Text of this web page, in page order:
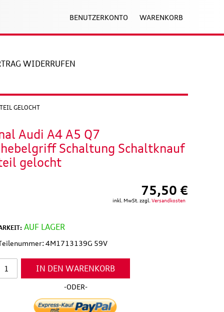
BENUTZERKONTO WARENKORB
WIDERRUFEN
GELOCHT
Audi A4 A5 Q7
Schaltung Schaltknauf
gelocht
75,50 €
inkl. MwSt. zzgl. Versandkosten
AUF LAGER
4M1713139G 59V
IN DEN WARENKORB
-ODER-